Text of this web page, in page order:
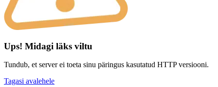
Ups! Midagi läks viltu
Tundub, et server ei toeta sinu päringus kasutatud HTTP versiooni.
Tagasi avalehele